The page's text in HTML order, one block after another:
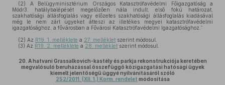
(2) A Belügyminisztérium Országos Katasztrófavédelmi Főigazgatóság a
Módr3. hatálybalépését megelőzően nála indult, első fokú határozat,
szakhatósági állásfoglalás vagy előzetes szakhatósági állásfoglalás kiadásával
még le nem zárt ügyeket átteszi az illetékes megyei katasztrófavédelmi
igazgatósághoz, a fővárosban a Fővárosi Katasztrófavédelmi Igazgatósághoz.”
(2) Az R19. 1. melléklete a 27. melléklet szerint módosul.
(3) Az R19. 2. melléklete a 28. melléklet szerint módosul.
20. A hatvani Grassalkovich-kastély és parkja rekonstrukciója keretében
megvalósuló beruházással összefüggő közigazgatási hatósági ügyek
kiemelt jelentőségű üggyé nyilvánításáról szóló
252/2011. (XII. 1.) Korm. rendelet módosítása